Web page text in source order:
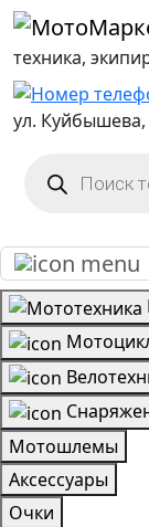
техника,
ул. Куйбышева,
товаров
Мотошлемы
Аксессуары
Очки